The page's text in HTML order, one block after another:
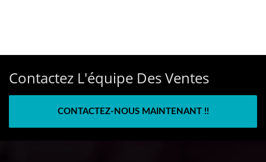
Contactez L'équipe Des Ventes
CONTACTEZ-NOUS MAINTENANT !!